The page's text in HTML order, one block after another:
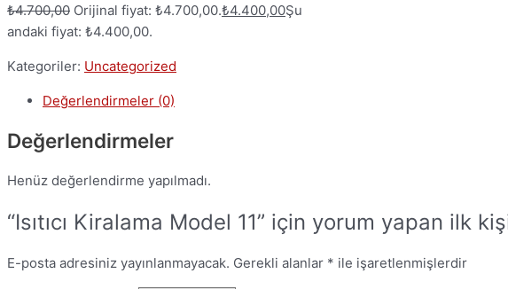
₺4.700,00 Orijinal fiyat: ₺4.700,00.₺4.400,00Şu
andaki fiyat: ₺4.400,00.
Kategoriler: Uncategorized
Değerlendirmeler (0)
Değerlendirmeler
Henüz değerlendirme yapılmadı.
“Isıtıcı Kiralama Model 11” için yorum yapan ilk
E-posta adresiniz yayınlanmayacak. Gerekli alanlar * ile işaretlenmişlerdir